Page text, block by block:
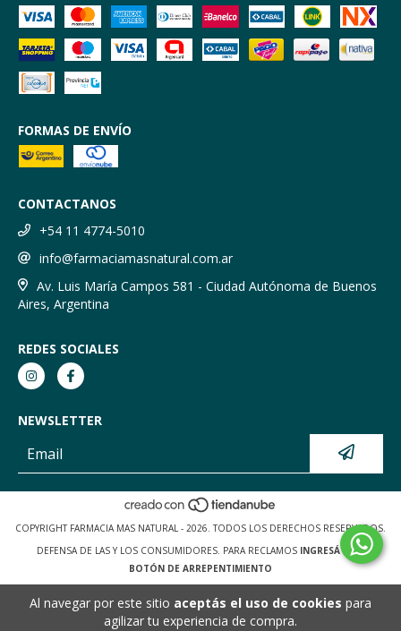
Al navegar por este sitio aceptás el uso de cookies para
agilizar tu experiencia de compra.
FORMAS DE ENVÍO
CONTACTANOS
+54 11 4774-5010
info@farmaciamasnatural.com.ar
Av. Luis María Campos 581 - Ciudad Autónoma de Buenos
Aires, Argentina
REDES SOCIALES
NEWSLETTER
COPYRIGHT FARMACIA MAS NATURAL - 2026. TODOS LOS DERECHOS RESERVADOS.
DEFENSA DE LAS Y LOS CONSUMIDORES. PARA RECLAMOS INGRESÁ ACÁ.
BOTÓN DE ARREPENTIMIENTO